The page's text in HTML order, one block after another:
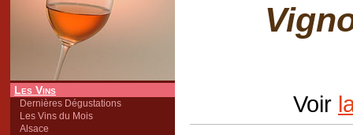
Les Vins
Dernières Dégustations
Les Vins du Mois
Alsace
Voir